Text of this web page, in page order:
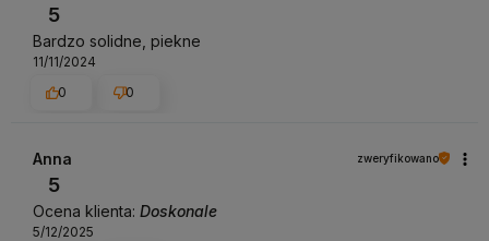
5
Bardzo solidne, piekne
11/11/2024
0
0
Anna zweryfikowano
5
Ocena klienta: Doskonale
5/12/2025